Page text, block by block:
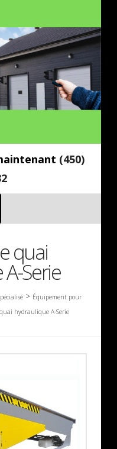
(450)
quai
Serie
> Équipement pour
hydraulique A-Serie